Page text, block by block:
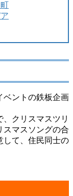
ベントの鉄板企画
クリスマスツリ
スマスソングの合
して、住民同士の